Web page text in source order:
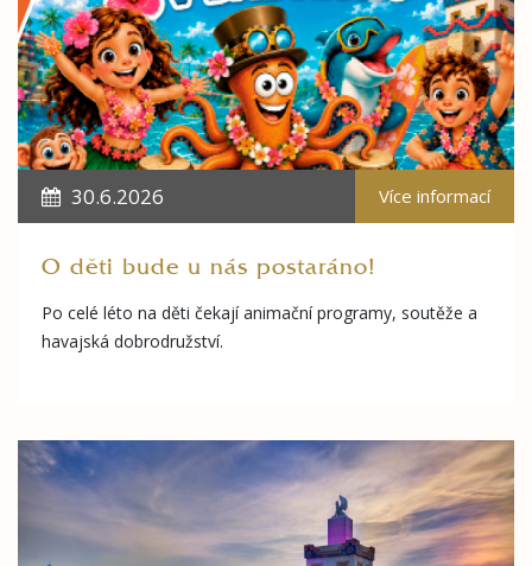
30.6.2026 Více informací
O děti bude u nás postaráno!
Po celé léto na děti čekají animační programy, soutěže a
havajská dobrodružství.